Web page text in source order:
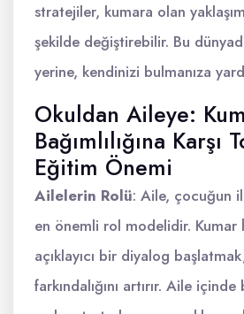
stratejiler, kumara olan
şekilde değiştirebilir. Bu
yerine, kendinizi bulmanıza
Okuldan Aileye:
Bağımlılığına Karşı
Eğitim Önemi
Ailelerin Rolü: Aile, çocuğun
en önemli rol modelidir. Kumar
açıklayıcı bir diyalog
farkındalığını artırır. Aile